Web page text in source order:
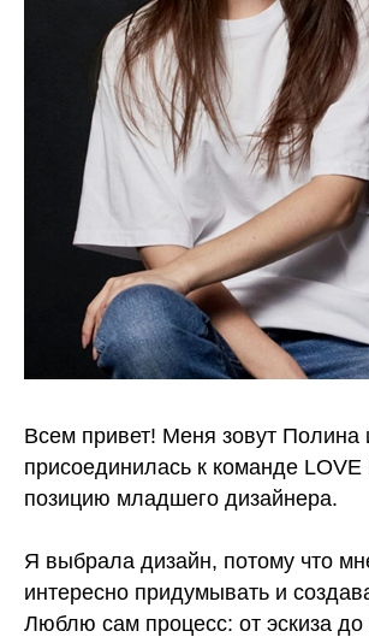
Всем привет! Меня зовут Полина
присоединилась к команде
позицию младшего дизайнера.
Я выбрала дизайн, потому что
интересно придумывать и
Люблю сам процесс: от эскиза до